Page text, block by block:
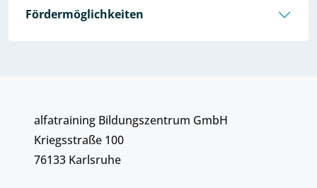
Fördermöglichkeiten
alfatraining Bildungszentrum GmbH
Kriegsstraße 100
76133 Karlsruhe